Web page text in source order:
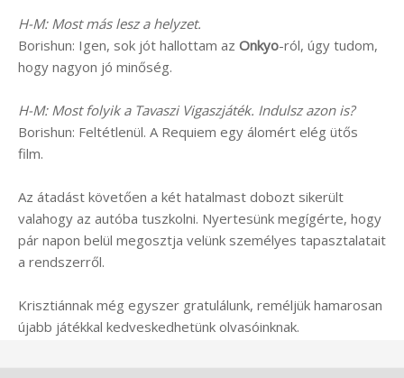
H-M: Most más lesz a helyzet.
Borishun: Igen, sok jót hallottam az Onkyo-ról, úgy tudom,
hogy nagyon jó minőség.
H-M: Most folyik a Tavaszi Vigaszjáték. Indulsz azon is?
Borishun: Feltétlenül. A Requiem egy álomért elég ütős
film.
Az átadást követően a két hatalmast dobozt sikerült
valahogy az autóba tuszkolni. Nyertesünk megígérte, hogy
pár napon belül megosztja velünk személyes tapasztalatait
a rendszerről.
Krisztiánnak még egyszer gratulálunk, reméljük hamarosan
újabb játékkal kedveskedhetünk olvasóinknak.